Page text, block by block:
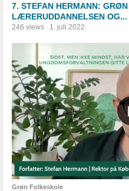
7. STEFAN HERMANN:
LÆRERUDDANNELSEN OG...
246 views 1. juli 2022
Grøn Folkeskole